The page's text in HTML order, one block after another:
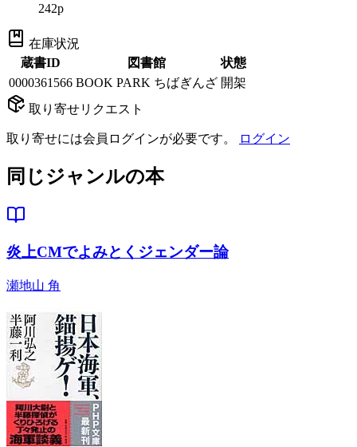
242p
在庫状況
蔵書ID
図書館
状態
0000361566 BOOK PARK ちばぎんざ 開架
取り寄せリクエスト
取り寄せには会員ログインが必要です。 ログイン
同じジャンルの本
炎上CMでよみとくジェンダー論
瀬地山 角